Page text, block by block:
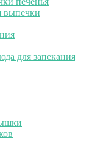
выпечки
для запекания